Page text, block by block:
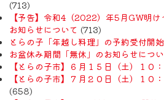
(713)
【予告】令和4（2022）年5月GW明
お知らせについて (713)
とらの子「年越し料理」の予約受付開
お盆休み期間「無休」のお知らせにつ
【とらの子市】６月１５日（土）１０
【とらの子市】７月２０日（土）１０
(658)